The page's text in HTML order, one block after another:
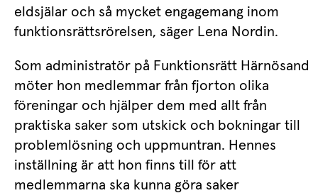
eldsjälar och så mycket engagemang inom
funktionsrättsrörelsen, säger Lena Nordin.
Som administratör på Funktionsrätt Härnösand
möter hon medlemmar från fjorton olika
föreningar och hjälper dem med allt från
praktiska saker som utskick och bokningar till
problemlösning och uppmuntran. Hennes
inställning är att hon finns till för att
medlemmarna ska kunna göra saker